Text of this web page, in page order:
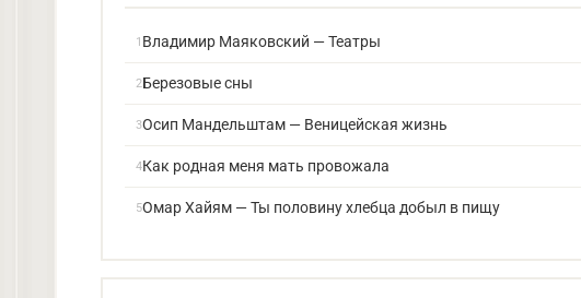
Владимир Маяковский — Театры
Березовые сны
Осип Мандельштам — Веницейская жизнь
Как родная меня мать провожала
Омар Хайям — Ты половину хлебца добыл в пищу